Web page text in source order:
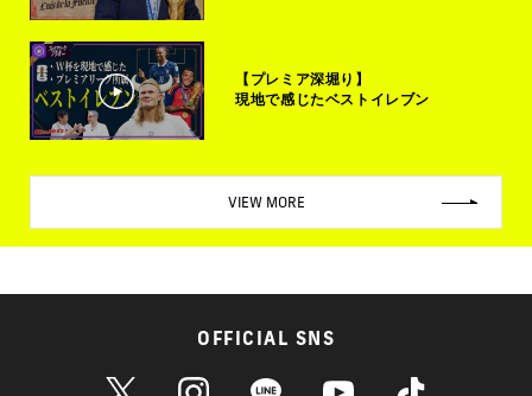
【プレミア深堀り】
現地で感じたベストイレブン
VIEW MORE
OFFICIAL SNS